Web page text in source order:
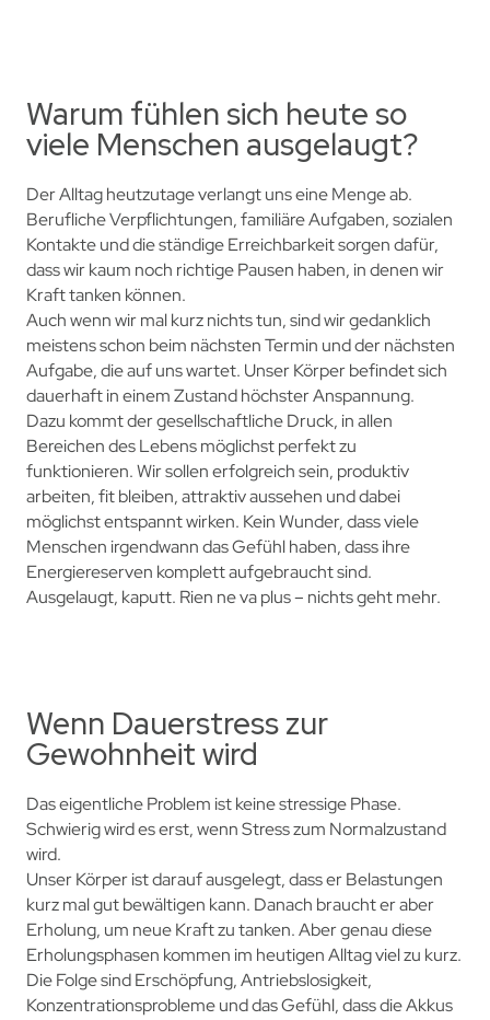
Warum fühlen sich heute so
viele Menschen ausgelaugt?
Der Alltag heutzutage verlangt uns eine Menge ab.
Berufliche Verpflichtungen, familiäre Aufgaben, sozialen
Kontakte und die ständige Erreichbarkeit sorgen dafür,
dass wir kaum noch richtige Pausen haben, in denen wir
Kraft tanken können.
Auch wenn wir mal kurz nichts tun, sind wir gedanklich
meistens schon beim nächsten Termin und der nächsten
Aufgabe, die auf uns wartet. Unser Körper befindet sich
dauerhaft in einem Zustand höchster Anspannung.
Dazu kommt der gesellschaftliche Druck, in allen
Bereichen des Lebens möglichst perfekt zu
funktionieren. Wir sollen erfolgreich sein, produktiv
arbeiten, fit bleiben, attraktiv aussehen und dabei
möglichst entspannt wirken. Kein Wunder, dass viele
Menschen irgendwann das Gefühl haben, dass ihre
Energiereserven komplett aufgebraucht sind.
Ausgelaugt, kaputt. Rien ne va plus – nichts geht mehr.
Wenn Dauerstress zur
Gewohnheit wird
Das eigentliche Problem ist keine stressige Phase.
Schwierig wird es erst, wenn Stress zum Normalzustand
wird.
Unser Körper ist darauf ausgelegt, dass er Belastungen
kurz mal gut bewältigen kann. Danach braucht er aber
Erholung, um neue Kraft zu tanken. Aber genau diese
Erholungsphasen kommen im heutigen Alltag viel zu kurz.
Die Folge sind Erschöpfung, Antriebslosigkeit,
Konzentrationsprobleme und das Gefühl, dass die Akkus